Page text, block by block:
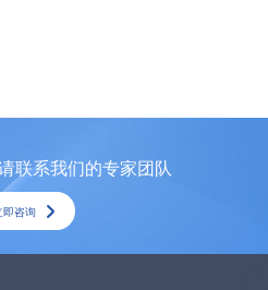
联系我们的专家团队
即咨询